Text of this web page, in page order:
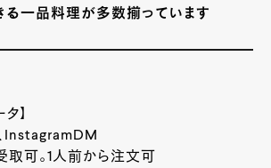
る一品料理が多数揃っています
】
InstagramDM
取可。1 人前から注文可